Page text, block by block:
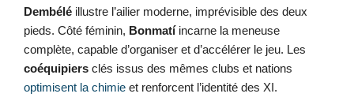
Dembélé illustre l’ailier moderne, imprévisible des deux
pieds. Côté féminin, Bonmatíincarne la meneuse
complète, capable d’organiser et d’accélérer le jeu. Les
coéquipiers clés issus des mêmes clubs et nations
optimisent la chimie et renforcent l’identité des XI.